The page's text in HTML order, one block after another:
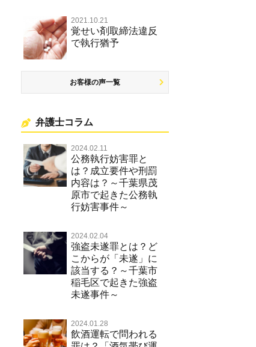
2021.10.21
覚せい剤取締法違反
で執行猶予
お客様の声一覧
弁護士コラム
2024.02.11
公務執行妨害罪と
は？成立要件や刑罰
内容は？～千葉県茂
原市で起きた公務執
行妨害事件～
2024.02.04
強盗未遂罪とは？ど
こからが「未遂」に
該当する？～千葉市
稲毛区で起きた強盗
未遂事件～
2024.01.28
飲酒運転で問われる